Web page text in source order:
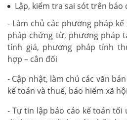
Lập, kiểm tra sai sót trên báo
- Làm chủ các phương pháp
pháp chứng từ, phương pháp
tính giá, phương pháp tính
hợp – cân đối
- Cập nhật, làm chủ các văn
kế toán và thuế, bảo hiểm xã hội
- Tự tin lập báo cáo kế toán tối